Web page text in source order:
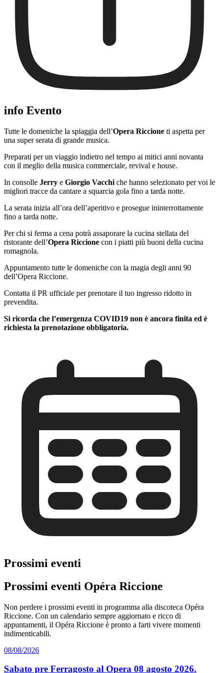
info Evento
Tutte le domeniche la spiaggia dell’Opera Riccione ti aspetta per
una super serata di grande musica.
Preparati per un viaggio indietro nel tempo ai mitici anni novanta
con il meglio della musica commerciale, revival e house.
In consolle Jerry e Giorgio Vacchi che hanno selezionato per voi le
migliori tracce da cantare a squarcia gola fino a tarda notte.
La serata inizia all’ora dell’aperitivo e prosegue ininterrottamente
fino a tarda notte.
Per chi si ferma a cena potrà assaporare la cucina stellata del
ristorante dell’Opera Riccione con i piatti più buoni della cucina
romagnola.
Appuntamento tutte le domeniche con la magia degli anni 90
dell’Opera Riccione.
Contatta il PR ufficiale per prenotare il tuo ingresso ridotto in
prevendita.
Si ricorda che l’emergenza COVID19 non è ancora finita ed è
richiesta la prenotazione obbligatoria.
Prossimi eventi
Prossimi eventi Opéra Riccione
Non perdere i prossimi eventi in programma alla discoteca Opéra
Riccione. Con un calendario sempre aggiornato e ricco di
appuntamenti, il Opéra Riccione è pronto a farti vivere momenti
indimenticabili.
08/08/2026
Sabato pre Ferragosto al Opera 08 agosto 2026.